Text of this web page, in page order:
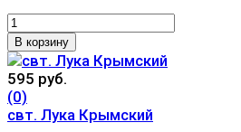
В корзину
595 руб.
(0)
свт. Лука Крымский